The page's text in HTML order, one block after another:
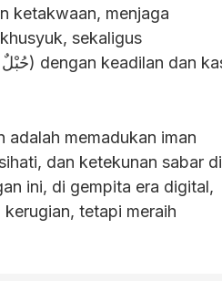
ketakwaan, menjaga
adalah memadukan iman
dan ketekunan sabar di
ini, di gempita era digital,
tetapi meraih